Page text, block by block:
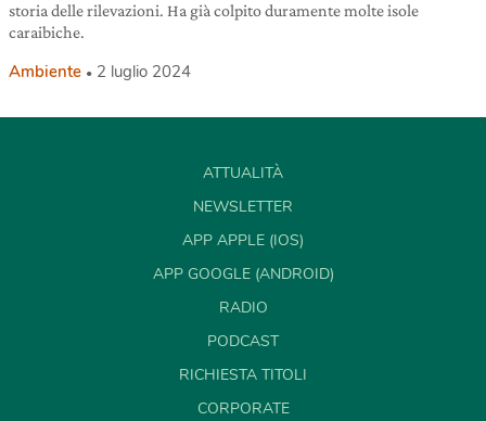
storia delle rilevazioni. Ha già colpito duramente molte isole
caraibiche.
Ambiente 2 luglio 2024
ATTUALITÀ
NEWSLETTER
APP APPLE (IOS)
APP GOOGLE (ANDROID)
RADIO
PODCAST
RICHIESTA TITOLI
CORPORATE